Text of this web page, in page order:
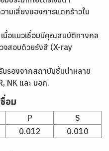
มเสี่ยงของการแตกร้าวใน
นื้อแนวเชื่อมมีคุณสมบัติทางกล
จสอบด้วยรังสี (X-ray
บรองจากสถาบันชั้นนำหลาย
NK และ มอก.
อม
P
S
0.012 0.010